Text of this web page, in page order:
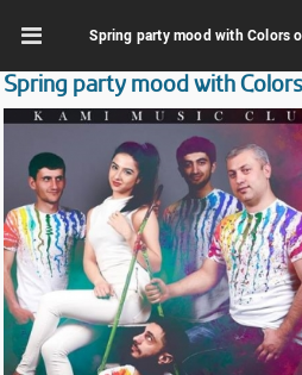
Spring party mood with Colors
Spring party mood with